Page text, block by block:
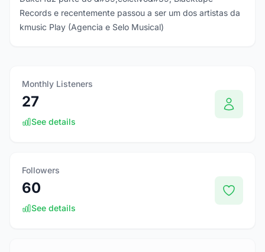
Records e recentemente passou a ser um dos artistas da
kmusic Play (Agencia e Selo Musical)
Monthly Listeners
27
See details
Followers
60
See details